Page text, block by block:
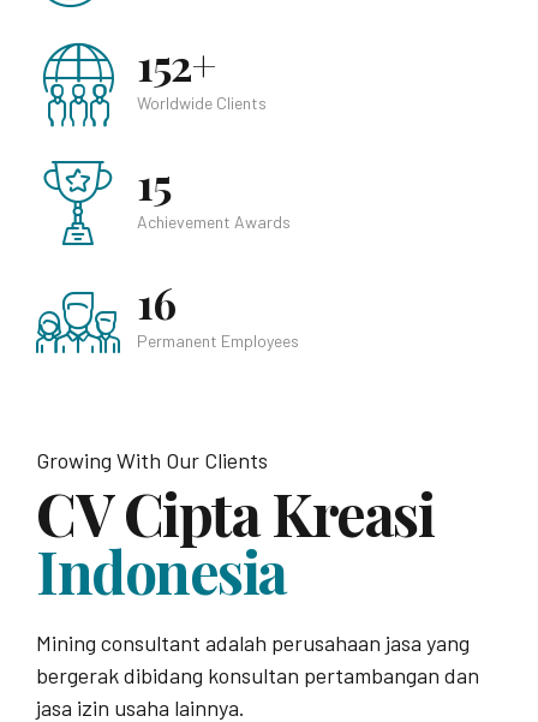
152+
Worldwide Clients
15
Achievement Awards
16
Permanent Employees
Growing With Our Clients
CV Cipta Kreasi
Indonesia
Mining consultant adalah perusahaan jasa yang
bergerak dibidang konsultan pertambangan dan
jasa izin usaha lainnya.